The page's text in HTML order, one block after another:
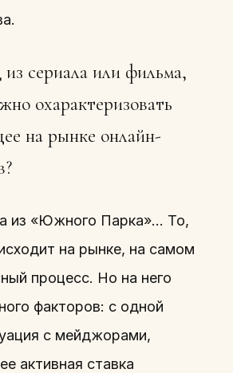
из сериала или фильма,
охарактеризовать
на рынке онлайн-
из «Южного Парка»… То,
на рынке, на самом
процесс. Но на него
факторов: с одной
с мейджорами,
активная ставка